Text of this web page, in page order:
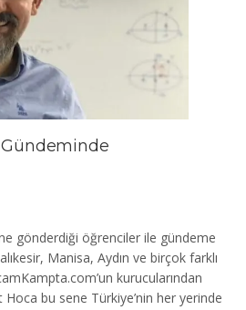
gönderdiği öğrenciler ile gündeme
Manisa, Aydın ve birçok farklı
kurucularından
bu sene Türkiye’nin her yerinde